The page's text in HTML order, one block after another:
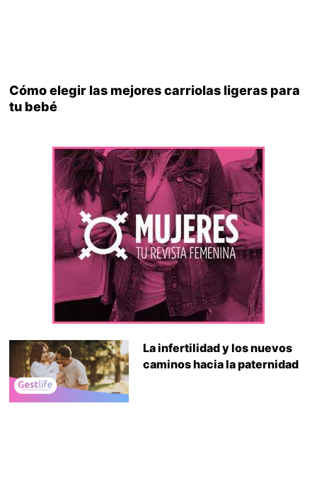
Cómo elegir las mejores carriolas ligeras para
tu bebé
La infertilidad y los nuevos
caminos hacia la paternidad